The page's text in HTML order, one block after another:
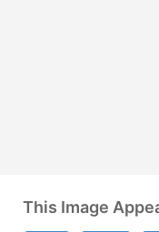
This Image